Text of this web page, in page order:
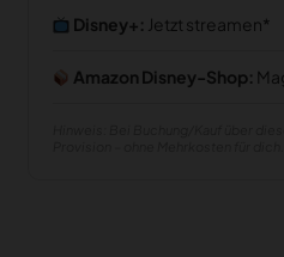
Disney+: Jetzt streamen
Amazon Disney-Shop: